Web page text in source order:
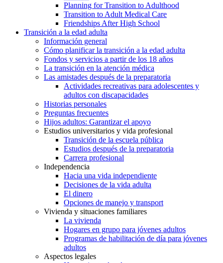
Planning for Transition to Adulthood
Transition to Adult Medical Care
Friendships After High School
Transición a la edad adulta
Información general
Cómo planificar la transición a la edad adulta
Fondos y servicios a partir de los 18 años
La transición en la atención médica
Las amistades después de la preparatoria
Actividades recreativas para adolescentes y
adultos con discapacidades
Historias personales
Preguntas frecuentes
Hijos adultos: Garantizar el apoyo
Estudios universitarios y vida profesional
Transición de la escuela pública
Estudios después de la preparatoria
Carrera profesional
Independencia
Hacia una vida independiente
Decisiones de la vida adulta
El dinero
Opciones de manejo y transport
Vivienda y situaciones familiares
La vivienda
Hogares en grupo para jóvenes adultos
Programas de habilitación de día para jóvenes
adultos
Aspectos legales